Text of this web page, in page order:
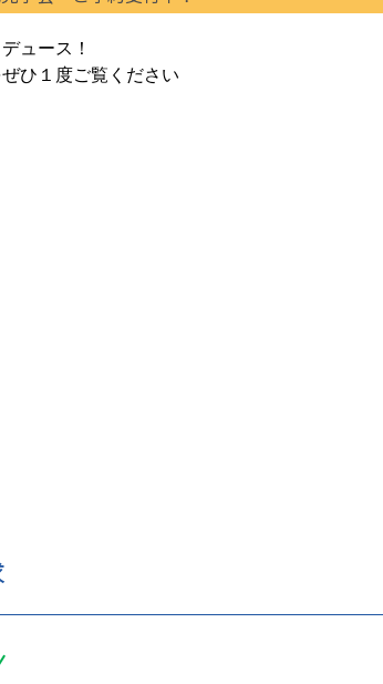
ュース！
ひ１度ご覧ください